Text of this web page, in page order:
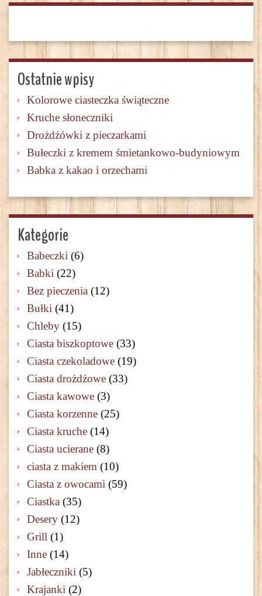
Ostatnie wpisy
Kolorowe ciasteczka świąteczne
Kruche słoneczniki
Drożdżówki z pieczarkami
Bułeczki z kremem śmietankowo-budyniowym
Babka z kakao i orzechami
Kategorie
Babeczki (6)
Babki (22)
Bez pieczenia (12)
Bułki (41)
Chleby (15)
Ciasta biszkoptowe (33)
Ciasta czekoladowe (19)
Ciasta drożdżowe (33)
Ciasta kawowe (3)
Ciasta korzenne (25)
Ciasta kruche (14)
Ciasta ucierane (8)
ciasta z makiem (10)
Ciasta z owocami (59)
Ciastka (35)
Desery (12)
Grill (1)
Inne (14)
Jabłeczniki (5)
Krajanki (2)